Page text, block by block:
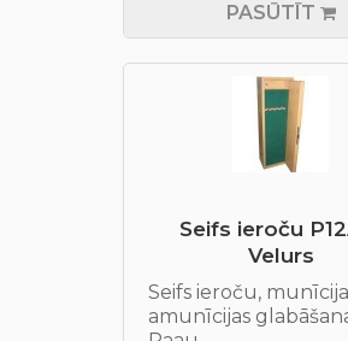
PASŪTĪT
Seifs ieroču
Velurs
Seifs ieroču,
amunīcijas